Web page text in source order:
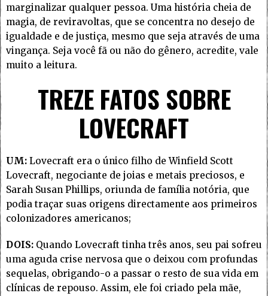
marginalizar qualquer pessoa. Uma história cheia de
magia, de reviravoltas, que se concentra no desejo de
igualdade e de justiça, mesmo que seja através de uma
vingança. Seja você fã ou não do gênero, acredite, vale
muito a leitura.
TREZE FATOS SOBRE
LOVECRAFT
UM: Lovecraft era o único filho de Winfield Scott
Lovecraft, negociante de joias e metais preciosos, e
Sarah Susan Phillips, oriunda de família notória, que
podia traçar suas origens directamente aos primeiros
colonizadores americanos;
DOIS: Quando Lovecraft tinha três anos, seu pai sofreu
uma aguda crise nervosa que o deixou com profundas
sequelas, obrigando-o a passar o resto de sua vida em
clínicas de repouso. Assim, ele foi criado pela mãe,